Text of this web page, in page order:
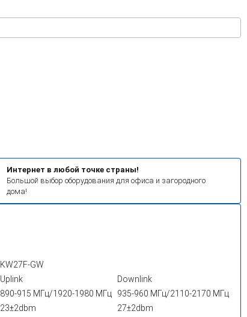
Интернет в любой точке страны!
Большой выбор оборудования для офиса и загородного
дома!
KW27F-GW
Uplink
Downlink
890-915 МГц/1920-1980 МГц
935-960 МГц/2110-2170 МГц
23±2dbm
27±2dbm